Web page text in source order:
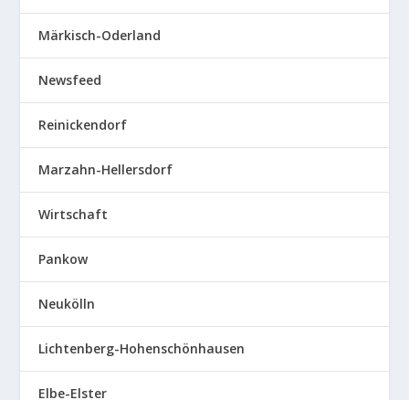
Märkisch-Oderland
Newsfeed
Reinickendorf
Marzahn-Hellersdorf
Wirtschaft
Pankow
Neukölln
Lichtenberg-Hohenschönhausen
Elbe-Elster